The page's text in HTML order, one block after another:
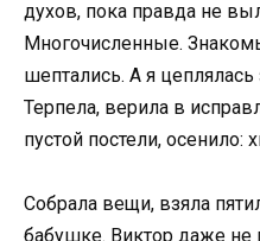
духов, пока правда не
Многочисленные.
шептались. А я
Терпела, верила в
пустой постели, осенило:
Собрала вещи, взяла
бабушке. Виктор даже не